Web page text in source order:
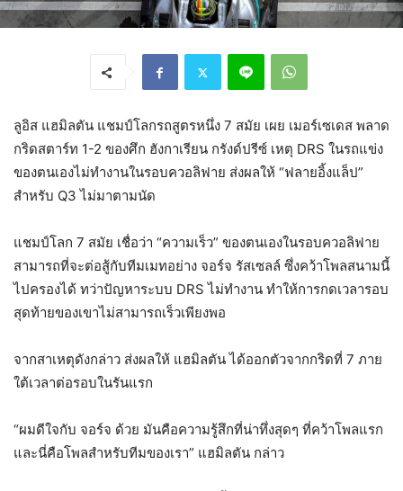
ลูอิส แฮมิลตัน แชมป์โลกรถสูตรหนึ่ง 7 สมัย เผย เมอร์เซเดส พลาด
กริดสตาร์ท 1-2 ของศึก ฮังกาเรียน กรังด์ปรีซ์ เหตุ DRS ในรถแข่ง
ของตนเองไม่ทำงานในรอบควอลิฟาย ส่งผลให้ “ฟลายอิ้งแล็ป”
สำหรับ Q3 ไม่มาตามนัด
แชมป์โลก 7 สมัย เชื่อว่า “ความเร็ว” ของตนเองในรอบควอลิฟาย
สามารถที่จะต่อสู้กับทีมเมทอย่าง จอร์จ รัสเซลล์ ซึ่งคว้าโพลสนามนี้
ไปครองได้ ทว่าปัญหาระบบ DRS ไม่ทำงาน ทำให้การกดเวลารอบ
สุดท้ายของเขาไม่สามารถเร็วเพียงพอ
จากสาเหตุดังกล่าว ส่งผลให้ แฮมิลตัน ได้ออกตัวจากกริดที่ 7 ภาย
ใต้เวลาต่อรอบในรันแรก
“ผมดีใจกับ จอร์จ ด้วย มันคือความรู้สึกที่น่าทึ่งสุดๆ ที่คว้าโพลแรก
และนี่คือโพลสำหรับทีมของเรา” แฮมิลตัน กล่าว